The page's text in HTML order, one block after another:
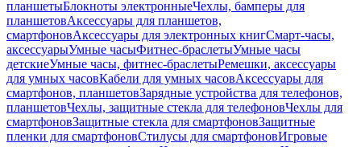
планшетыБлокноты электронныеЧехлы, бамперы для
планшетовАксессуары для планшетов,
смартфоновАксессуары для электронных книгСмарт-часы,
аксессуарыУмные часыФитнес-браслетыУмные часы
детскиеУмные часы, фитнес-браслетыРемешки, аксессуары
для умных часовКабели для умных часовАксессуары для
смартфонов, планшетовЗарядные устройства для телефонов,
планшетовЧехлы, защитные стекла для телефоновЧехлы для
смартфоновЗащитные стекла для смартфоновЗащитные
пленки для смартфоновСтилусы для смартфоновИгровые